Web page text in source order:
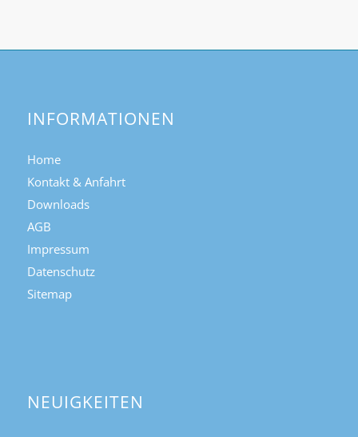
INFORMATIONEN
Home
Kontakt & Anfahrt
Downloads
AGB
Impressum
Datenschutz
Sitemap
NEUIGKEITEN